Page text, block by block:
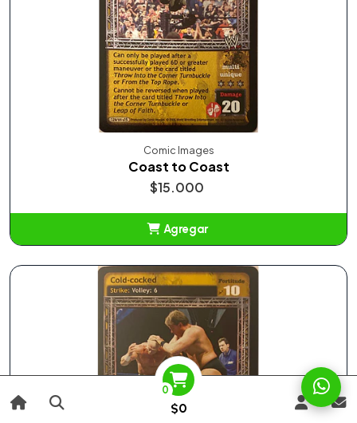
0
$0
Comic Images
Coast to Coast
$15.000
Agregar